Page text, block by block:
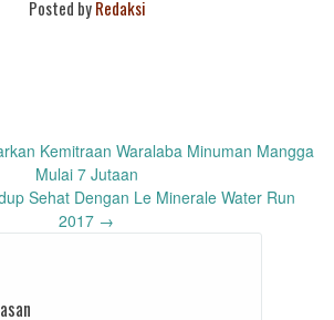
Posted byRedaksi
Kemitraan Waralaba Minuman Mangga
Mulai 7 Jutaan
Sehat Dengan Le Minerale Water Run
2017 →